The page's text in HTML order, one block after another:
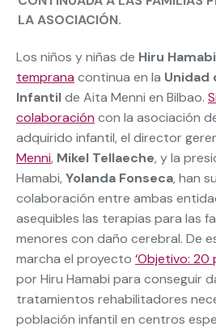
LA ASOCIACIÓN.
Los niños y niñas de Hiru Hamabi
temprana continua en la Unidad
Infantilde Aita Menni en Bilbao.
colaboración con la asociación
adquirido infantil, el director
Menni, Mikel Tellaeche, y la
Hamabi, Yolanda Fonseca, han
colaboración entre ambas
asequibles las terapias para las
menores con daño cerebral. De
marcha el proyecto ‘Objetivo: 20
por Hiru Hamabi para conseguir
tratamientos rehabilitadores
población infantil en centros